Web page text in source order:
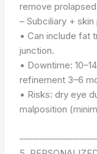
remove
– Subciliary +
• Can include fat
junction.
• Downtime:
refinement 3–6
• Risks: dry eye
malposition